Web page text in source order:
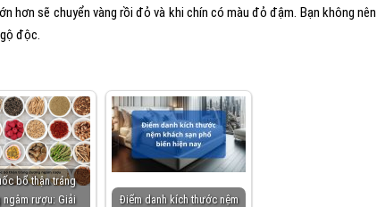
hơn sẽ chuyển vàng rồi đỏ và khi chín có màu đỏ đậm. Bạn không nên
độc.
bổ thận tráng
ngâm rượu: Giải
Điểm danh kích thước nệm